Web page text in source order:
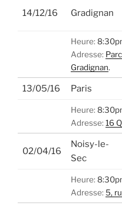
14/12/16 Gradignan
Heure:
Adresse:
Gradignan.
13/05/16 Paris
Heure:
Adresse: 16
02/04/16
Noisy-le-
Sec
Heure:
Adresse: 5,